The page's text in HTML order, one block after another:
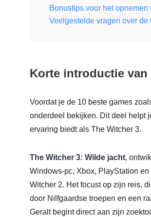
Bonustips voor het
Veelgestelde vragen over
Korte introductie
Voordat je de 10 beste games
onderdeel bekijken. Dit deel helpt
ervaring biedt als The Witcher 3.
The Witcher 3: Wilde jacht,
Windows-pc, Xbox, PlayStation
Witcher 2. Het focust op zijn reis,
door Nilfgaardse troepen en een
Geralt begint direct aan zijn